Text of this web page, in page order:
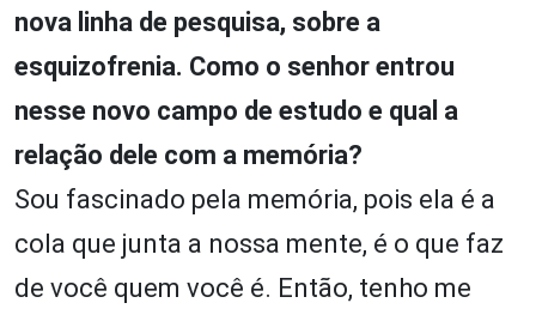
nova linha de pesquisa, sobre a
esquizofrenia. Como o senhor entrou
nesse novo campo de estudo e qual a
relação dele com a memória?
Sou fascinado pela memória, pois ela é a
cola que junta a nossa mente, é o que faz
de você quem você é. Então, tenho me